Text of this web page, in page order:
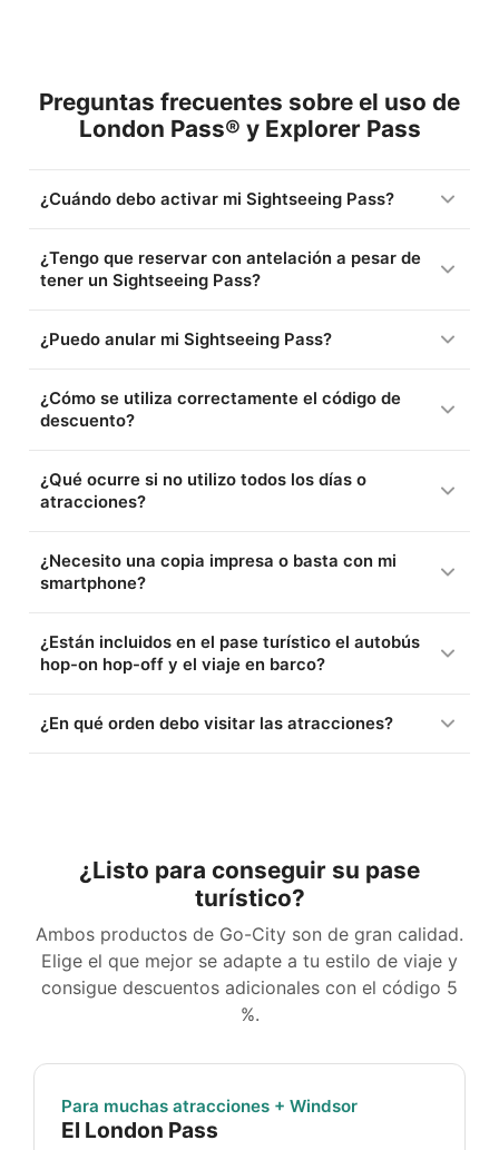
Preguntas frecuentes sobre el uso de
London Pass® y Explorer Pass
¿Cuándo debo activar mi Sightseeing Pass?
¿Tengo que reservar con antelación a pesar de
tener un Sightseeing Pass?
¿Puedo anular mi Sightseeing Pass?
¿Cómo se utiliza correctamente el código de
descuento?
¿Qué ocurre si no utilizo todos los días o
atracciones?
¿Necesito una copia impresa o basta con mi
smartphone?
¿Están incluidos en el pase turístico el autobús
hop-on hop-off y el viaje en barco?
¿En qué orden debo visitar las atracciones?
¿Listo para conseguir su pase
turístico?
Ambos productos de Go-City son de gran calidad.
Elige el que mejor se adapte a tu estilo de viaje y
consigue descuentos adicionales con el código 5
%.
Para muchas atracciones + Windsor
El London Pass